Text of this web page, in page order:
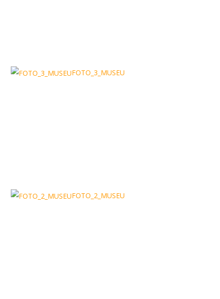
FOTO_3_MUSEU
FOTO_2_MUSEU